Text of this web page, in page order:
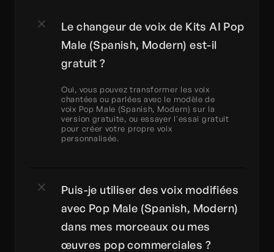
Le changeur de voix de Kits AI Pop
Male (Spanish, Modern) est-il
gratuit ?
Oui, vous pouvez transformer les voix
chantées ou parlées avec le modèle de
voix Pop Male (Spanish, Modern) sur la
version gratuite, ou essayer l'essai gratuit
pour créer votre propre voix
personnalisée.
Puis-je utiliser des voix modifiées
avec Pop Male (Spanish, Modern)
dans mes morceaux ou mes
œuvres pop commerciales ?